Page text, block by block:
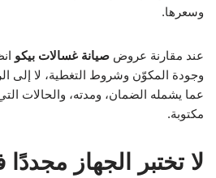
وسعرها.
عند مقارنة عروض صيانة غسالات بيكو
وجودة المكوّن وشروط التغطية، لا إلى
عما يشمله الضمان، ومدته، والحالات
مكتوبة.
لا تختبر الجهاز